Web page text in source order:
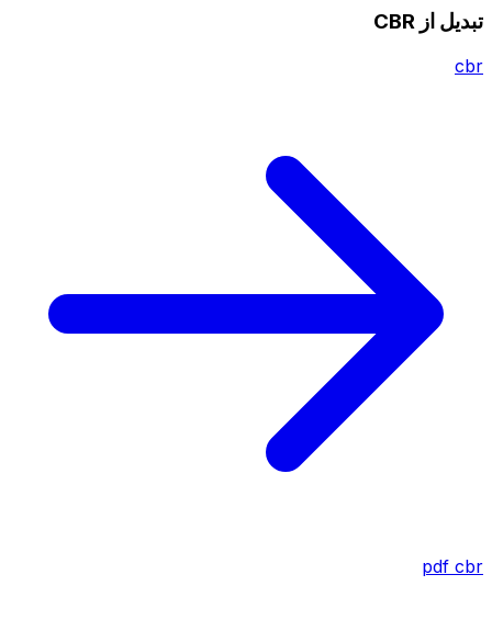
تبدیل از CBR
cbr
pdf cbr